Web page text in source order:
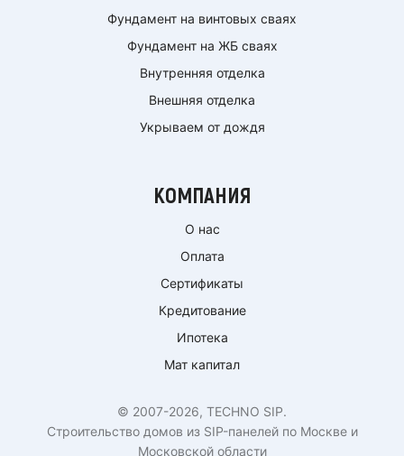
Фундамент на винтовых сваях
Фундамент на ЖБ сваях
Внутренняя отделка
Внешняя отделка
Укрываем от дождя
КОМПАНИЯ
О нас
Оплата
Сертификаты
Кредитование
Ипотека
Мат капитал
© 2007-2026, TECHNO SIP.
Строительство домов из SIP-панелей по Москве и
Московской области